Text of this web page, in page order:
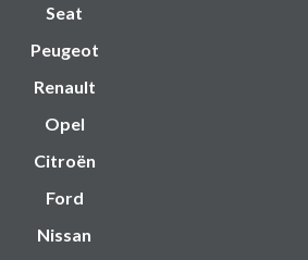
Seat
Peugeot
Renault
Opel
Citroën
Ford
Nissan